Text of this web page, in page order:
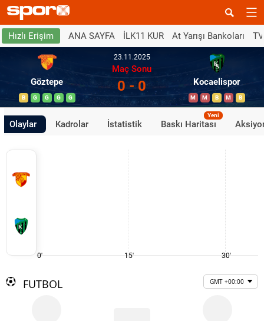
Hızlı Erişim ANA SAYFA İLK11 KUR At Yarışı Bankoları
Göztepe
B G G G G
23.11.2025
Maç Sonu
0 - 0 Kocaelispor
M M B M B
Olaylar Kadrolar İstatistik Baskı Haritası
Yeni
0' 15' 30'
FUTBOL GMT +00:00